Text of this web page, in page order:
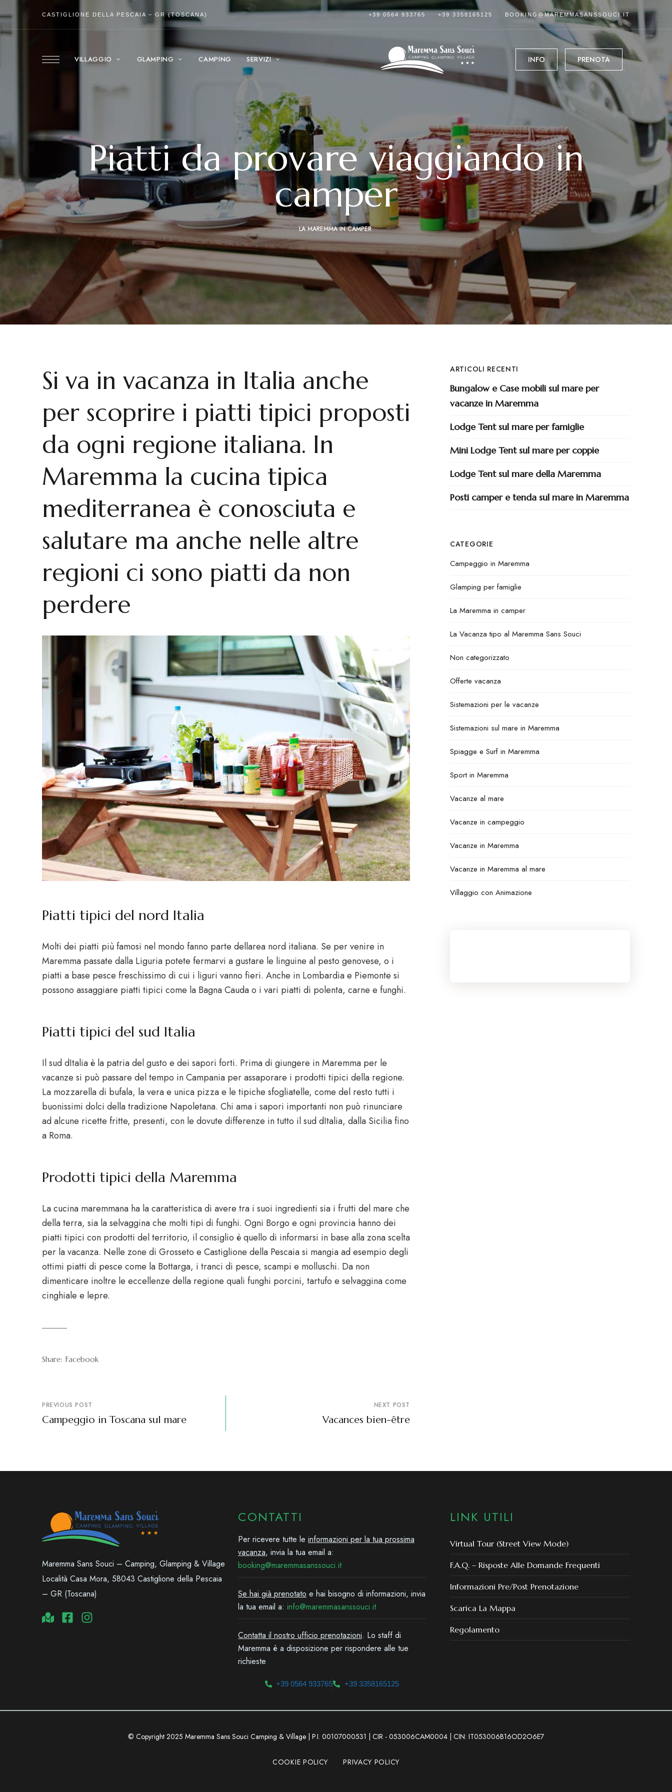
CASTIGLIONE DELLA PESCAIA – GR (TOSCANA) +39 0564 933765 +39 3358165125 BOOKING@MAREMMASANSSOUCI.IT
VILLAGGIO GLAMPING CAMPING SERVIZI INFO PRENOTA
Piatti da provare viaggiando in
camper
LA MAREMMA IN CAMPER
Si va in vacanza in Italia anche
per scoprire i piatti tipici proposti
da ogni regione italiana. In
Maremma la cucina tipica
mediterranea è conosciuta e
salutare ma anche nelle altre
regioni ci sono piatti da non
perdere
Piatti tipici del nord Italia
Molti dei piatti più famosi nel mondo fanno parte dellarea nord italiana. Se per venire in
Maremma passate dalla Liguria potete fermarvi a gustare le linguine al pesto genovese, o i
piatti a base pesce freschissimo di cui i liguri vanno fieri. Anche in Lombardia e Piemonte si
possono assaggiare piatti tipici come la Bagna Cauda o i vari piatti di polenta, carne e funghi.
Piatti tipici del sud Italia
Il sud dItalia è la patria del gusto e dei sapori forti. Prima di giungere in Maremma per le
vacanze si può passare del tempo in Campania per assaporare i prodotti tipici della regione.
La mozzarella di bufala, la vera e unica pizza e le tipiche sfogliatelle, come del resto tutti i
buonissimi dolci della tradizione Napoletana. Chi ama i sapori importanti non può rinunciare
ad alcune ricette fritte, presenti, con le dovute differenze in tutto il sud dItalia, dalla Sicilia fino
a Roma.
Prodotti tipici della Maremma
La cucina maremmana ha la caratteristica di avere tra i suoi ingredienti sia i frutti del mare che
della terra, sia la selvaggina che molti tipi di funghi. Ogni Borgo e ogni provincia hanno dei
piatti tipici con prodotti del territorio, il consiglio è quello di informarsi in base alla zona scelta
per la vacanza. Nelle zone di Grosseto e Castiglione della Pescaia si mangia ad esempio degli
ottimi piatti di pesce come la Bottarga, i tranci di pesce, scampi e molluschi. Da non
dimenticare inoltre le eccellenze della regione quali funghi porcini, tartufo e selvaggina come
cinghiale e lepre.
Share: Facebook
PREVIOUS POST
Campeggio in Toscana sul mare
NEXT POST
Vacances bien-être
ARTICOLI RECENTI
Bungalow e Case mobili sul mare per
vacanze in Maremma
Lodge Tent sul mare per famiglie
Mini Lodge Tent sul mare per coppie
Lodge Tent sul mare della Maremma
Posti camper e tenda sul mare in Maremma
CATEGORIE
Campeggio in Maremma
Glamping per famiglie
La Maremma in camper
La Vacanza tipo al Maremma Sans Souci
Non categorizzato
Offerte vacanza
Sistemazioni per le vacanze
Sistemazioni sul mare in Maremma
Spiagge e Surf in Maremma
Sport in Maremma
Vacanze al mare
Vacanze in campeggio
Vacanze in Maremma
Vacanze in Maremma al mare
Villaggio con Animazione
Maremma Sans Souci – Camping, Glamping & Village
Località Casa Mora, 58043 Castiglione della Pescaia
– GR (Toscana)
CONTATTI
Per ricevere tutte le informazioni per la tua prossima
vacanza, invia la tua email a:
booking@maremmasanssouci.it
Se hai già prenotato e hai bisogno di informazioni, invia
la tua email a: info@maremmasanssouci.it
Contatta il nostro ufficio prenotazioni. Lo staff di
Maremma è a disposizione per rispondere alle tue
richieste
+39 0564 933765 +39 3358165125
LINK UTILI
Virtual Tour (Street View Mode)
F.A.Q. – Risposte Alle Domande Frequenti
Informazioni Pre/post Prenotazione
Scarica La Mappa
Regolamento
© Copyright 2025 Maremma Sans Souci Camping & Village | P.I. 00107000531 | CIR - 053006CAM0004 | CIN: IT053006B16OD2O6E7
COOKIE POLICY PRIVACY POLICY